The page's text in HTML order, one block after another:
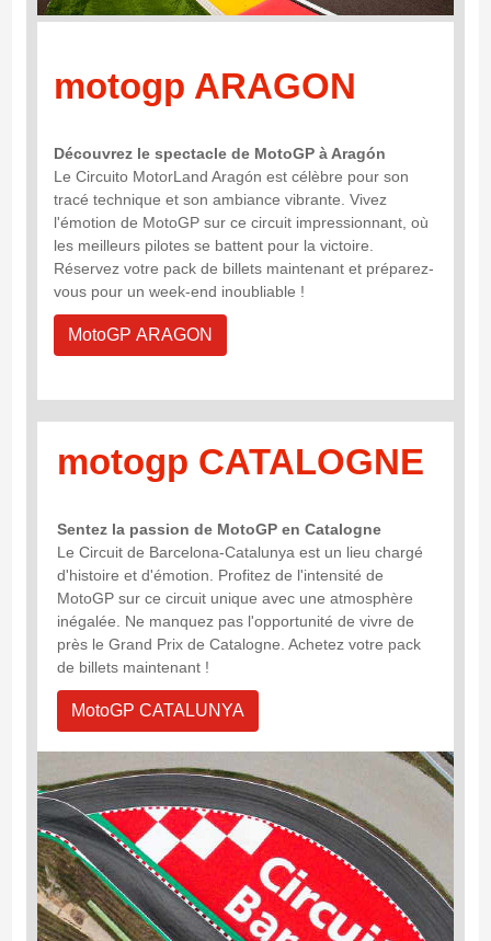
motogp ARAGON
Découvrez le spectacle de MotoGP à Aragón
Le Circuito MotorLand Aragón est célèbre pour son
tracé technique et son ambiance vibrante. Vivez
l'émotion de MotoGP sur ce circuit impressionnant, où
les meilleurs pilotes se battent pour la victoire.
Réservez votre pack de billets maintenant et préparez-
vous pour un week-end inoubliable !
MotoGP ARAGON
motogp CATALOGNE
Sentez la passion de MotoGP en Catalogne
Le Circuit de Barcelona-Catalunya est un lieu chargé
d'histoire et d'émotion. Profitez de l'intensité de
MotoGP sur ce circuit unique avec une atmosphère
inégalée. Ne manquez pas l'opportunité de vivre de
près le Grand Prix de Catalogne. Achetez votre pack
de billets maintenant !
MotoGP CATALUNYA